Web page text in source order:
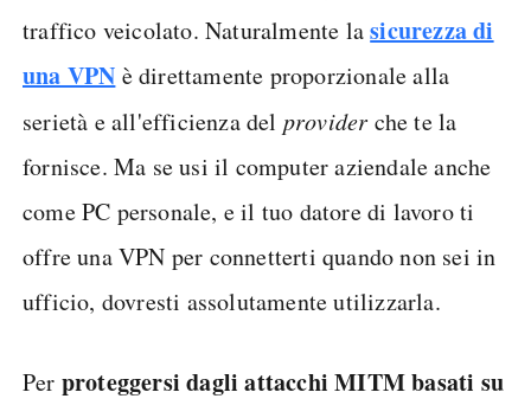
traffico veicolato. Naturalmente lasicurezza di
una VPN è direttamente proporzionale alla
serietà e all'efficienza del provider che te la
fornisce. Ma se usi il computer aziendale anche
come PC personale, e il tuo datore di lavoro ti
offre una VPN per connetterti quando non sei in
ufficio, dovresti assolutamente utilizzarla.
Per proteggersi dagli attacchi MITM basati su